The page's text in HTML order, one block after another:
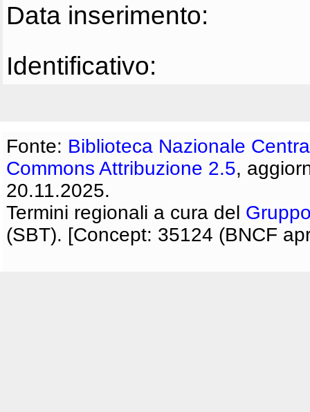
Data inserimento:
Identificativo:
Fonte: Biblioteca Nazionale
Commons Attribuzione 2.5,
20.11.2025.
Termini regionali a cura del
(SBT). [Concept: 35124 (BNCF